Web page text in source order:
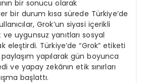
bir sonucu olarak
bir durum kısa sürede Türkiye’de
Grok’un siyasi içerikli
uygunsuz yanıtları sosyal
eleştirdi. Türkiye’de “Grok” etiketi
yapılarak gün boyunca
ve yapay zekânın etik sınırları
başlattı.